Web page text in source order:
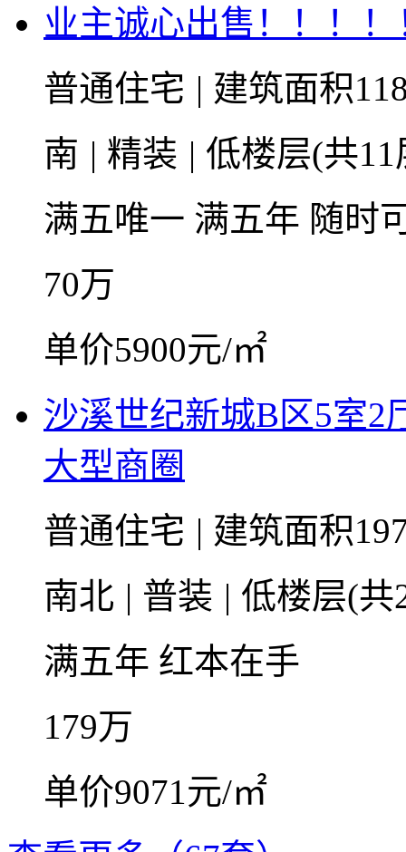
业主诚心出售！！！
普通住宅 | 建筑面积
南 | 精装 | 低楼层(共
满五唯一 满五年 随时
70万
单价5900元/㎡
沙溪世纪新城B区5室2
大型商圈
普通住宅 | 建筑面积
南北 | 普装 | 低楼层(
满五年 红本在手
179万
单价9071元/㎡